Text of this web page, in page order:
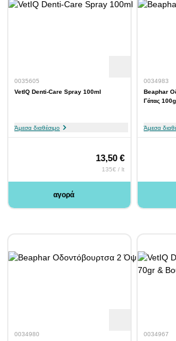
0035605
VetIQ Denti-Care Spray 100ml
Άμεσα διαθέσιμο
13,50 €
135€ / lt
αγορά
0034983
Beaphar
Γάτας
Άμεσα
0034980
0034967